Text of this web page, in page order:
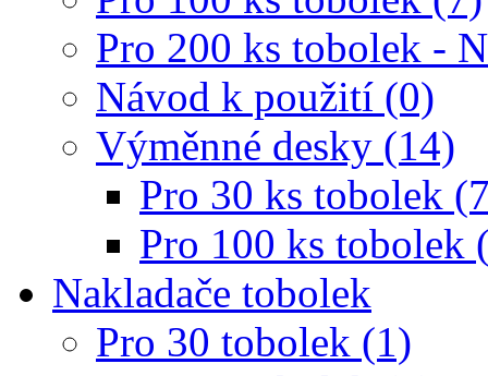
Pro 200 ks tobolek -
Návod k použití (0)
Výměnné desky (14)
Pro 30 ks tobolek
Pro 100 ks tobolek
Nakladače tobolek
Pro 30 tobolek (1)